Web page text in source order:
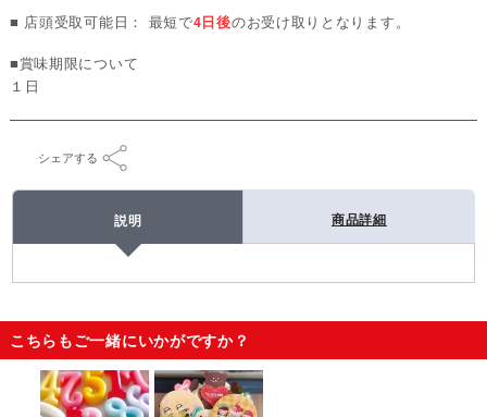
■ 店頭受取可能日： 最短で4日後のお受け取りとなります。
■賞味期限について
１日
シェアする
説明 商品詳細
こちらもご一緒にいかがですか？